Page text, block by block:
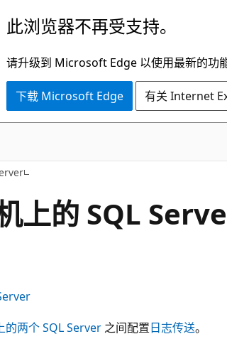
此浏览器不再受支持。
请升级到 Microsoft Edge 以使用最新的功
下载 Microsoft Edge 有关 Internet
上的 SQL
的两个 SQL Server 之间配置日志传送。